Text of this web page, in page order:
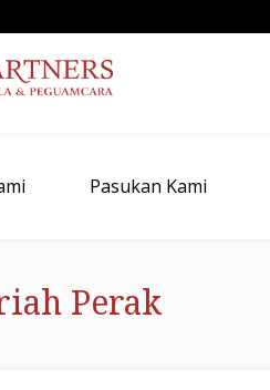
Pasukan Kami
Perak